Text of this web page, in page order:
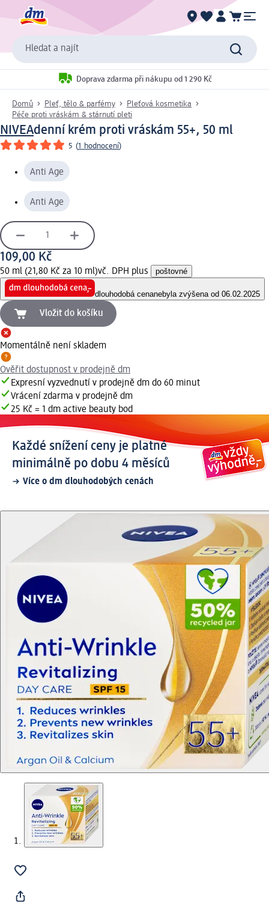
Hledat a najít
Doprava zdarma při nákupu od 1 290 Kč
Domů Pleť, tělo & parfémy
Pleťová kosmetika
Péče proti vráskám & stárnutí pleti
NIVEAdenní krém proti vráskám 55+, 50 ml
5 (1 hodnocení)
Anti Age
Anti Age
109,00 Kč
50 ml (21,80 Kč za 10 ml)vč. DPH plus poštovné
dlouhodobá cenanebyla zvýšena od 06.02.2025
Vložit do košíku
Momentálně není skladem
Ověřit dostupnost v prodejně dm
Expresní vyzvednutí v prodejně dm do 60 minut
Vrácení zdarma v prodejně dm
25 Kč = 1 dm active beauty bod
Každé snížení ceny je platné
minimálně po dobu 4 měsíců
Více o dm dlouhodobých cenách